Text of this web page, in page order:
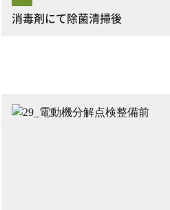
消毒剤にて除菌清掃後